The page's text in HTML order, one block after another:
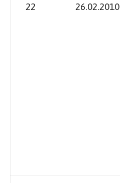
22 26.02.2010